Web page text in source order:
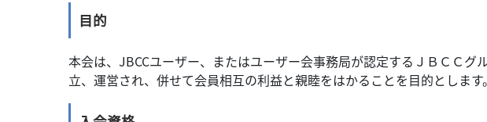
目的
本会は、JBCCユーザー、またはユーザー会事務局が認定するＪＢＣＣ
立、運営され、併せて会員相互の利益と親睦をはかることを目的とします。